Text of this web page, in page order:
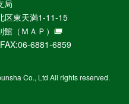
ー
局
区東天満1-11-15
館 （ＭＡＰ）
6881-6859
Co., Ltd All rights reserved.